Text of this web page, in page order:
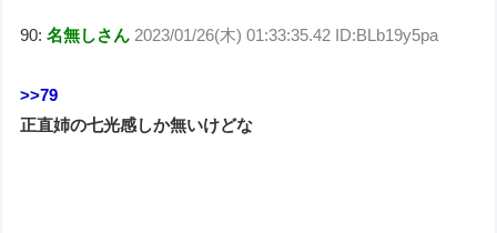
90:名無しさん 2023/01/26(木) 01:33:35.42 ID:BLb19y5pa
>>79
正直姉の七光感しか無いけどな